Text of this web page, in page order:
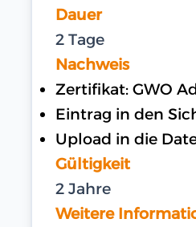
Dauer
2 Tage
Nachweis
Zertifikat: GWO
Eintrag in den
Upload in die
Gültigkeit
2 Jahre
Weitere